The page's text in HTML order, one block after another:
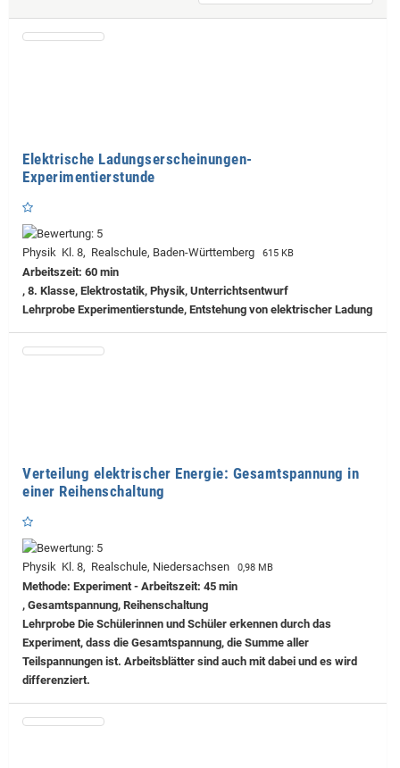
Elektrische Ladungserscheinungen-
Experimentierstunde
Physik Kl. 8, Realschule, Baden-Württemberg 615 KB
Arbeitszeit: 60 min
, 8. Klasse, Elektrostatik, Physik, Unterrichtsentwurf
Lehrprobe Experimentierstunde, Entstehung von elektrischer Ladung
Verteilung elektrischer Energie: Gesamtspannung in
einer Reihenschaltung
Physik Kl. 8, Realschule, Niedersachsen 0,98 MB
Methode: Experiment - Arbeitszeit: 45 min
, Gesamtspannung, Reihenschaltung
Lehrprobe Die Schülerinnen und Schüler erkennen durch das
Experiment, dass die Gesamtspannung, die Summe aller
Teilspannungen ist. Arbeitsblätter sind auch mit dabei und es wird
differenziert.